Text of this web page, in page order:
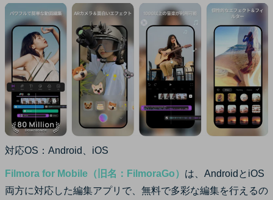
対応OS：Android、iOS
Filmora for Mobile（旧名：FilmoraGo） は、AndroidとiOS
両方に対応した編集アプリで、無料で多彩な編集を行えるの